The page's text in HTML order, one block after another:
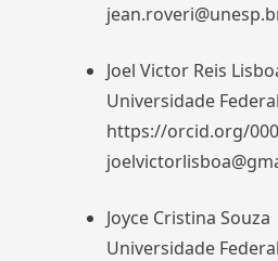
Joel Victor Reis
Universidade
https://orcid.org/
Joyce Cristina Souza
Universidade